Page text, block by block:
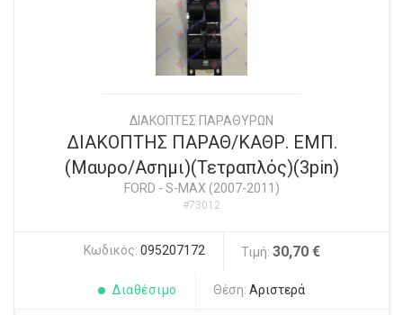
ΔΙΑΚΟΠΤΕΣ ΠΑΡΑΘΥΡΩΝ
ΔΙΑΚΟΠΤΗΣ ΠΑΡΑΘ/ΚΑΘΡ. ΕΜΠ.
(Μαυρο/Ασημι)(Τετραπλός)(3pin)
FORD - S-MAX (2007-2011)
#73012
Κωδικός: 095207172 Τιμή: 30,70 €
Διαθέσιμο Θέση: Αριστερά